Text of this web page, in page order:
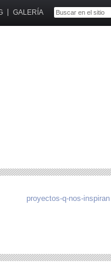
GALERÍA
proyectos-q-nos-inspiran